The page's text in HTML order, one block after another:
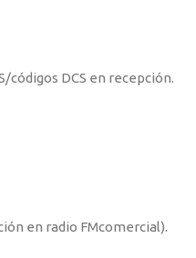
códigos DCS en recepción.
en radio FMcomercial).